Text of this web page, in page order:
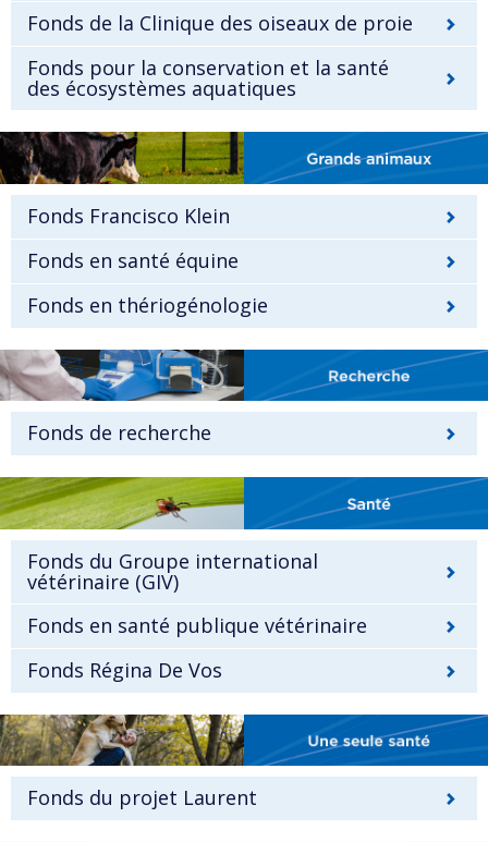
Fonds de la Clinique des oiseaux de proie
Fonds pour la conservation et la santé
des écosystèmes aquatiques
Fonds Francisco Klein
Fonds en santé équine
Fonds en thériogénologie
Fonds de recherche
Fonds du Groupe international
vétérinaire (GIV)
Fonds en santé publique vétérinaire
Fonds Régina De Vos
Fonds du projet Laurent